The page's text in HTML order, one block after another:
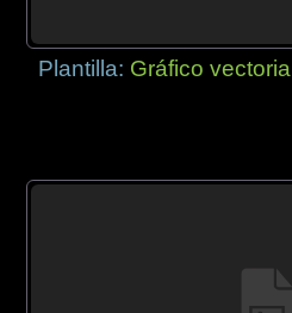
Plantilla: Gráfico vectorial